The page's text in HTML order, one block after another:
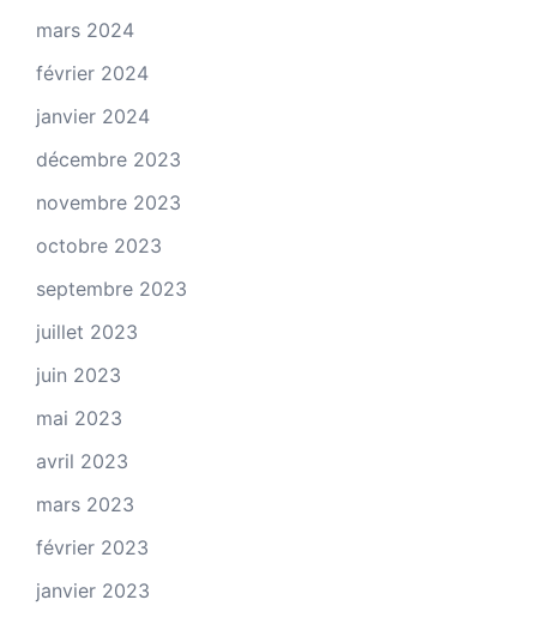
mars 2024
février 2024
janvier 2024
décembre 2023
novembre 2023
octobre 2023
septembre 2023
juillet 2023
juin 2023
mai 2023
avril 2023
mars 2023
février 2023
janvier 2023